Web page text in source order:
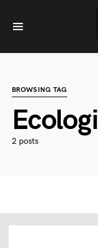
BROWSING TAG
2 posts